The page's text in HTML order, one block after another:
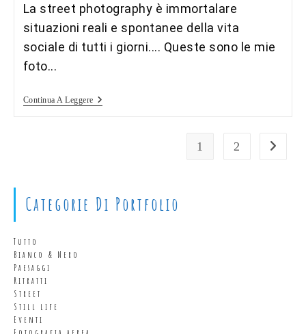
La street photography è immortalare
situazioni reali e spontanee della vita
sociale di tutti i giorni.... Queste sono le mie
foto...
Continua A LeggereStreet
1 2 Vai alla
Categorie Di Portfolio
Tutto
Bianco & Nero
Paesaggi
Ritratti
Street
Still life
Eventi